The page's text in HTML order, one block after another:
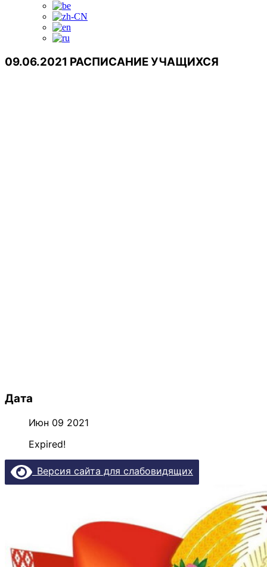
09.06.2021 РАСПИСАНИЕ УЧАЩИХСЯ
Дата
Июн 09 2021
Expired!
Версия сайта для слабовидящих